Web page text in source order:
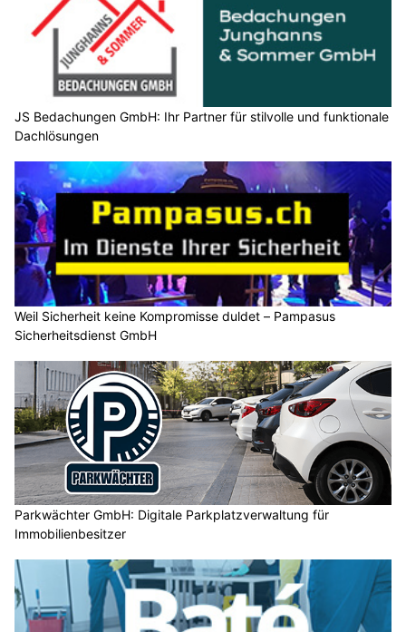
JS Bedachungen GmbH: Ihr Partner für stilvolle und funktionale
Dachlösungen
Weil Sicherheit keine Kompromisse duldet – Pampasus
Sicherheitsdienst GmbH
Parkwächter GmbH: Digitale Parkplatzverwaltung für
Immobilienbesitzer